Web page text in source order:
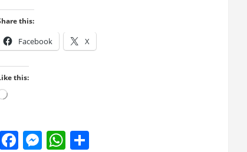
this:
Facebook X
this:
Loading…
F
M W